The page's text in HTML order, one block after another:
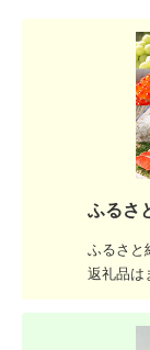
ふるさ
ふるさと
返礼品は